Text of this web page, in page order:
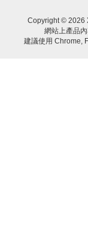
Copyright © 2026
網站上產品
建議使用 Chrome,